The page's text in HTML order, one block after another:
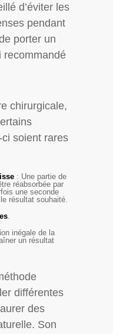
d’éviter les
pendant
porter un
recommandé
chirurgicale,
soient rares
: Une partie de
réabsorbée par
une seconde
résultat souhaité.
inégale de la
un résultat
différentes
des
Son